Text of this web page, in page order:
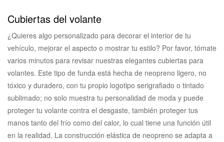
Cubiertas del volante
¿Quieres algo personalizado para decorar el interior de tu
vehículo, mejorar el aspecto o mostrar tu estilo? Por favor, tómate
varios minutos para revisar nuestras elegantes cubiertas para
volantes. Este tipo de funda está hecha de neopreno ligero, no
tóxico y duradero, con tu propio logotipo serigrafiado o tintado
sublimado; no solo muestra tu personalidad de moda y puede
proteger tu volante contra el desgaste, también proteger tus
manos tanto del frío como del calor, lo cual tiene una función útil
en la realidad. La construcción elástica de neopreno se adapta a